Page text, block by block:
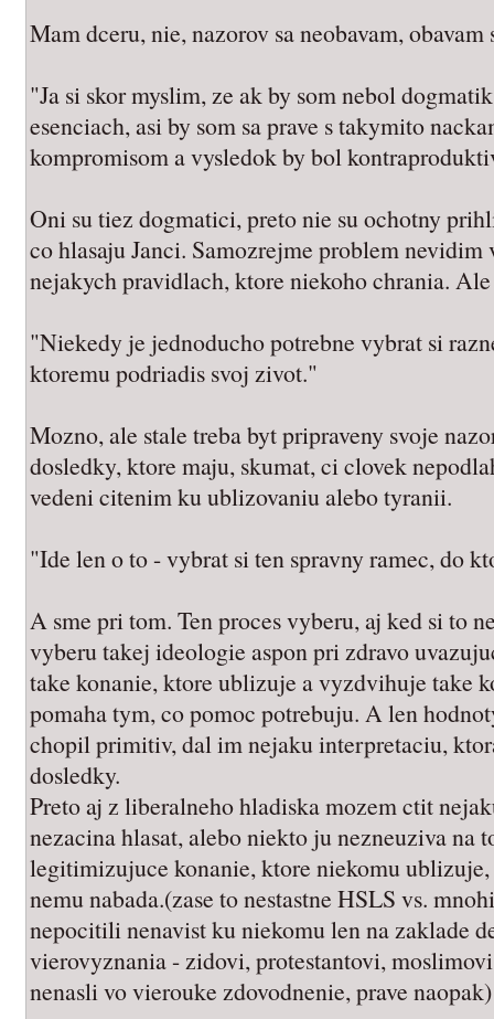
Mam dceru, nie, nazorov sa neobavam, obavam
"Ja si skor myslim, ze ak by som nebol
esenciach, asi by som sa prave s takymito
kompromisom a vysledok by bol
Oni su tiez dogmatici, preto nie su ochotny
co hlasaju Janci. Samozrejme problem
nejakych pravidlach, ktore niekoho chrania.
"Niekedy je jednoducho potrebne vybrat si
ktoremu podriadis svoj zivot."
Mozno, ale stale treba byt pripraveny svoje
dosledky, ktore maju, skumat, ci clovek
vedeni citenim ku ublizovaniu alebo tyranii.
"Ide len o to - vybrat si ten spravny ramec, do
A sme pri tom. Ten proces vyberu, aj ked si to
vyberu takej ideologie aspon pri zdravo
take konanie, ktore ublizuje a vyzdvihuje take
pomaha tym, co pomoc potrebuju. A len
chopil primitiv, dal im nejaku interpretaciu,
dosledky.
Preto aj z liberalneho hladiska mozem ctit
nezacina hlasat, alebo niekto ju nezneuziva na
legitimizujuce konanie, ktore niekomu
nemu nabada.(zase to nestastne HSLS vs.
nepocitili nenavist ku niekomu len na zaklade
vierovyznania - zidovi, protestantovi,
nenasli vo vierouke zdovodnenie, prave naopak)